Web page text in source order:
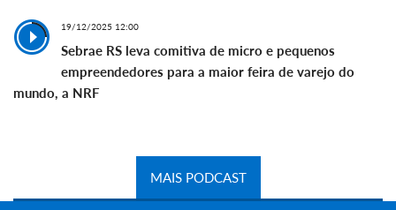
19/12/2025 12:00
Sebrae RS leva comitiva de micro e pequenos
empreendedores para a maior feira de varejo do
mundo, a NRF
MAIS PODCAST